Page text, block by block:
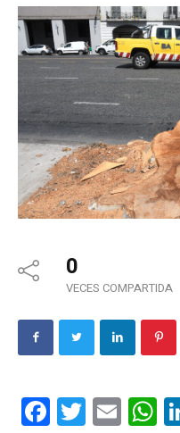
0
VECES COMPARTIDA
FacebookTwitterEmail